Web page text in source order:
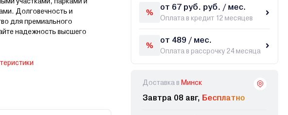
Долговечность и
для премиального
надежность высшего
от 67 руб. руб. / мес.
Оплата в кредит 12 месяцев
от 489 / мес.
Оплата в рассрочку 24 месяца
Доставка в Минск
Завтра 08 авг, Бесплатно